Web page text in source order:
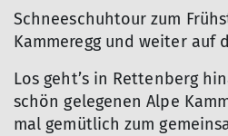
Schneeschuhtour zum
Kammeregg und weiter auf
Los geht’s in Rettenberg
schön gelegenen Alpe
mal gemütlich zum